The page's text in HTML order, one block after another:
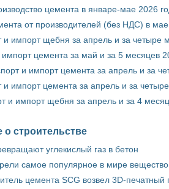
цемента в январе-мае 2026
от производителей (без НДС) в мае
и импорт щебня за апрель и за четыре
импорт цемента за май и за 5 месяцев
и импорт цемента за апрель и за
и импорт цемента за апрель и за
и импорт щебня за апрель и за 4
о строительстве
углекислый газ в бетон
самое популярное в мире
цемента SCG возвел 3D-